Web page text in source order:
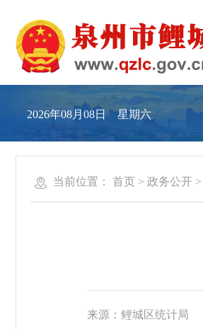
2026年08月08日 星期六
当前位置： 首页 > 政务公开 >
来源：鲤城区统计局